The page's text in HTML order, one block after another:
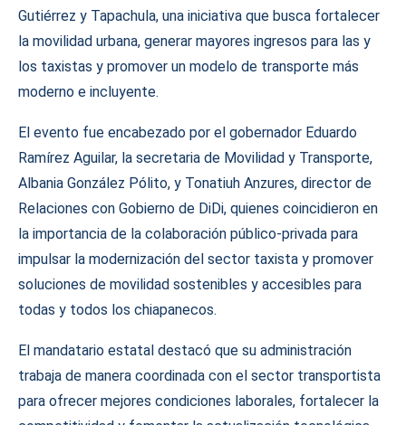
Gutiérrez y Tapachula, una iniciativa que busca fortalecer
la movilidad urbana, generar mayores ingresos para las y
los taxistas y promover un modelo de transporte más
moderno e incluyente.
El evento fue encabezado por el gobernador Eduardo
Ramírez Aguilar, la secretaria de Movilidad y Transporte,
Albania González Pólito, y Tonatiuh Anzures, director de
Relaciones con Gobierno de DiDi, quienes coincidieron en
la importancia de la colaboración público-privada para
impulsar la modernización del sector taxista y promover
soluciones de movilidad sostenibles y accesibles para
todas y todos los chiapanecos.
El mandatario estatal destacó que su administración
trabaja de manera coordinada con el sector transportista
para ofrecer mejores condiciones laborales, fortalecer la